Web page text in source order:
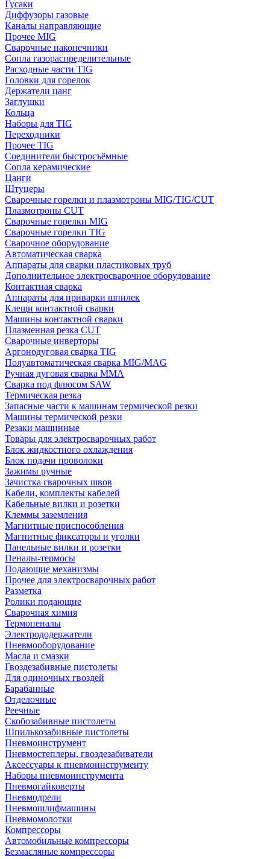
Гусаки
Диффузоры газовые
Каналы направляющие
Прочее MIG
Сварочные наконечники
Сопла газораспределительные
Расходные части TIG
Головки для горелок
Держатели цанг
Заглушки
Кольца
Наборы для TIG
Переходники
Прочее TIG
Соединители быстросъёмные
Сопла керамические
Цанги
Штуцеры
Сварочные горелки и плазмотроны MIG/TIG/CUT
Плазмотроны CUT
Сварочные горелки MIG
Сварочные горелки TIG
Сварочное оборудование
Автоматическая сварка
Аппараты для сварки пластиковых труб
Дополнительное электросварочное оборудование
Контактная сварка
Аппараты для приварки шпилек
Клещи контактной сварки
Машины контактной сварки
Плазменная резка CUT
Сварочные инверторы
Аргонодуговая сварка TIG
Полуавтоматическая сварка MIG/MAG
Ручная дуговая сварка MMA
Сварка под флюсом SAW
Термическая резка
Запасные части к машинам термической резки
Машины термической резки
Резаки машинные
Товары для электросварочных работ
Блок жидкостного охлаждения
Блок подачи проволоки
Зажимы ручные
Зачистка сварочных швов
Кабели, комплекты кабелей
Кабельные вилки и розетки
Клеммы заземления
Магнитные приспособления
Магнитные фиксаторы и уголки
Панельные вилки и розетки
Пеналы-термосы
Подающие механизмы
Прочее для электросварочных работ
Разметка
Ролики подающие
Сварочная химия
Термопеналы
Электрододержатели
Пневмооборудование
Масла и смазки
Гвоздезабивные пистолеты
Для одиночных гвоздей
Барабанные
Отделочные
Реечные
Скобозабивные пистолеты
Шпилькозабивные пистолеты
Пневмоинструмент
Пневмостеплеры, гвоздезабиватели
Аксессуары к пневмоинструменту
Наборы пневмоинструмента
Пневмогайковерты
Пневмодрели
Пневмошлифмашины
Пневмомолотки
Компрессоры
Автомобильные компрессоры
Безмасляные компрессоры